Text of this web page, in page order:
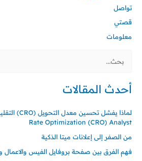
تواصل
قصتي
معلومات
البحث
أحدث المقالات
Rate Optimization (CRO) Analyst
من الصفر إلى إعلانات ميتا الذكية
فهم الفرق بين صفحة بروفايل الفيس والاعمال